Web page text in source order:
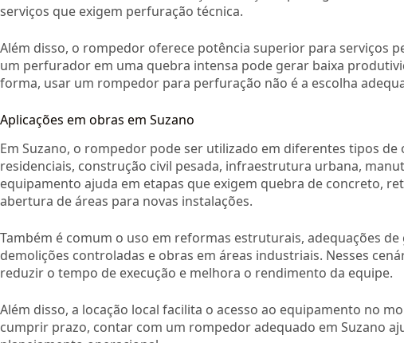
serviços que exigem perfuração técnica.
Além disso, o rompedor oferece potência superior para serviços
um perfurador em uma quebra intensa pode gerar baixa
forma, usar um rompedor para perfuração não é a escolha
Aplicações em obras em Suzano
Em Suzano, o rompedor pode ser utilizado em diferentes tipos
residenciais, construção civil pesada, infraestrutura urbana,
equipamento ajuda em etapas que exigem quebra de concreto,
abertura de áreas para novas instalações.
Também é comum o uso em reformas estruturais, adequações de
demolições controladas e obras em áreas industriais. Nesses
reduzir o tempo de execução e melhora o rendimento da equipe.
Além disso, a locação local facilita o acesso ao equipamento no
cumprir prazo, contar com um rompedor adequado em Suzano